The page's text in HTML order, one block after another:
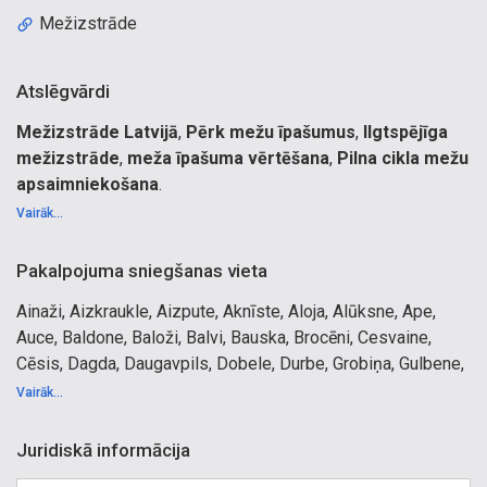
Mežizstrāde
Atslēgvārdi
Mežizstrāde Latvijā, Pērk mežu īpašumus, Ilgtspējīga
mežizstrāde, meža īpašuma vērtēšana, Pilna cikla mežu
apsaimniekošana.
meža īpašumu apsaimniekošana
meža apsaimniekotājs Kurzemē
mežu kopšana
mežu stādīšana
meža apsaimniekošana
meža biotopu inventarizācija
meža novērtēšana
Vairāk...
Pakalpojuma sniegšanas vieta
Ainaži, Aizkraukle, Aizpute, Aknīste, Aloja, Alūksne, Ape,
Auce, Baldone, Baloži, Balvi, Bauska, Brocēni, Cesvaine,
Cēsis, Dagda, Daugavpils, Dobele, Durbe, Grobiņa, Gulbene,
Ikšķile, Ilūkste, Jaunjelgava, Jelgava, Jēkabpils, Jūrmala,
Limbaži, Lubāna, Ludza, Līgatne, Līvāni, Madona,
Vairāk...
Juridiskā informācija